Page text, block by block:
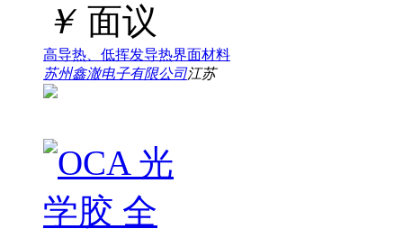
￥ 面议
高导热、低挥发导热界面材料
苏州鑫澈电子有限公司江苏